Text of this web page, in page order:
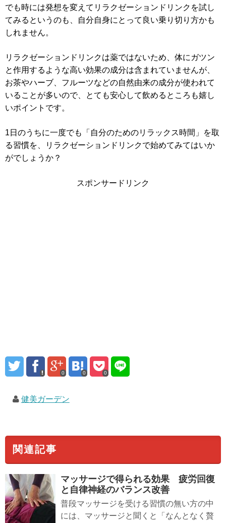
でも時には発想を変えてリラクゼーションドリンクを試し
てみるというのも、自分自身にとって良い乗り切り方かも
しれません。
リラクゼーションドリンクは薬ではないため、体にガツン
と作用するような高い効果の成分は含まれていませんが、
お茶やハーブ、フルーツなどの自然由来の成分が使われて
いることが多いので、とても安心して飲めるところも嬉し
いポイントです。
1日のうちに一度でも「自分のためのリラックス時間」を取
る習慣を、リラクゼーションドリンクで始めてみてはいか
がでしょうか？
スポンサードリンク
0 0 0
健美ガーデン
関連記事
マッサージで得られる効果 疲労回復
と自律神経のバランス改善
普段マッサージを受ける習慣の無い方の中
には、マッサージと聞くと「なんとなく贅